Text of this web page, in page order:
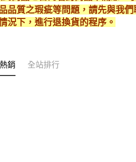
品質之瑕疵等問題，請先與我
況下，進行退換貨的程序。
銷 全站排行